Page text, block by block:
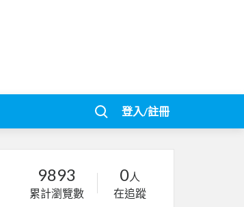
登入/註冊
9893
累計瀏覽數
0人
在追蹤